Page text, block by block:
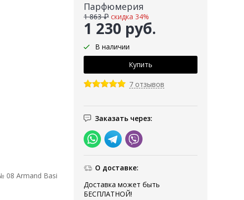
Парфюмерия
1 230 руб.
1 863 ₽ скидка 34%
В наличии
7 отзывов
Заказать через:
О доставке:
Доставка может быть
БЕСПЛАТНОЙ!
08 Armand Basi